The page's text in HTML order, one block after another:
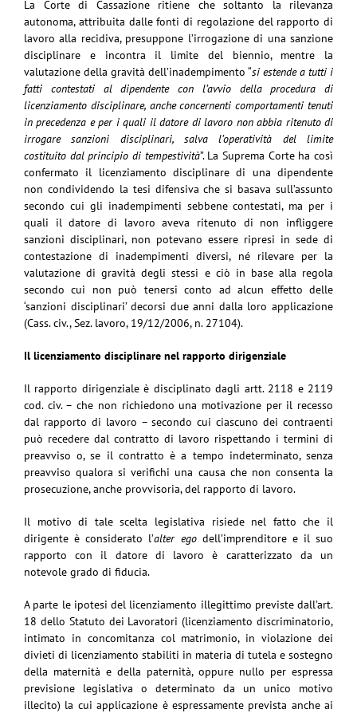
La Corte di Cassazione ritiene che soltanto la rilevanza
autonoma, attribuita dalle fonti di regolazione del rapporto di
lavoro alla recidiva, presuppone l’irrogazione di una sanzione
disciplinare e incontra il limite del biennio, mentre la
valutazione della gravità dell’inadempimento “si estende a tutti i
fatti contestati al dipendente con l’avvio della procedura di
licenziamento disciplinare, anche concernenti comportamenti tenuti
in precedenza e per i quali il datore di lavoro non abbia ritenuto di
irrogare sanzioni disciplinari, salva l’operatività del limite
costituito dal principio di tempestività”. La Suprema Corte ha così
confermato il licenziamento disciplinare di una dipendente
non condividendo la tesi difensiva che si basava sull’assunto
secondo cui gli inadempimenti sebbene contestati, ma per i
quali il datore di lavoro aveva ritenuto di non infliggere
sanzioni disciplinari, non potevano essere ripresi in sede di
contestazione di inadempimenti diversi, né rilevare per la
valutazione di gravità degli stessi e ciò in base alla regola
secondo cui non può tenersi conto ad alcun effetto delle
‘sanzioni disciplinari’ decorsi due anni dalla loro applicazione
(Cass. civ., Sez. lavoro, 19/12/2006, n. 27104).
Il licenziamento disciplinare nel rapporto dirigenziale
Il rapporto dirigenziale è disciplinato dagli artt. 2118 e 2119
cod. civ. – che non richiedono una motivazione per il recesso
dal rapporto di lavoro – secondo cui ciascuno dei contraenti
può recedere dal contratto di lavoro rispettando i termini di
preavviso o, se il contratto è a tempo indeterminato, senza
preavviso qualora si verifichi una causa che non consenta la
prosecuzione, anche provvisoria, del rapporto di lavoro.
Il motivo di tale scelta legislativa risiede nel fatto che il
dirigente è considerato l’alter egodell’imprenditore e il suo
rapporto con il datore di lavoro è caratterizzato da un
notevole grado di fiducia.
A parte le ipotesi del licenziamento illegittimo previste dall’art.
18 dello Statuto dei Lavoratori (licenziamento discriminatorio,
intimato in concomitanza col matrimonio, in violazione dei
divieti di licenziamento stabiliti in materia di tutela e sostegno
della maternità e della paternità, oppure nullo per espressa
previsione legislativa o determinato da un unico motivo
illecito) la cui applicazione è espressamente prevista anche ai